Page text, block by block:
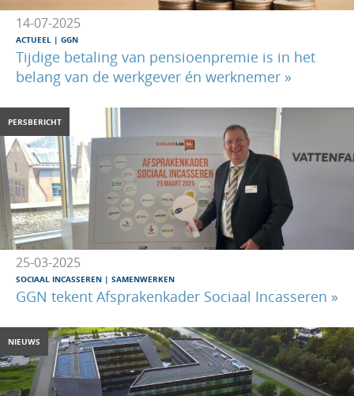
14-07-2025
ACTUEEL GGN
Tijdige betaling van pensioenpremie is in het
belang van de werkgever én werknemer »
PERSBERICHT
25-03-2025
SOCIAAL INCASSEREN SAMENWERKEN
GGN tekent Afsprakenkader Sociaal Incasseren »
NIEUWS